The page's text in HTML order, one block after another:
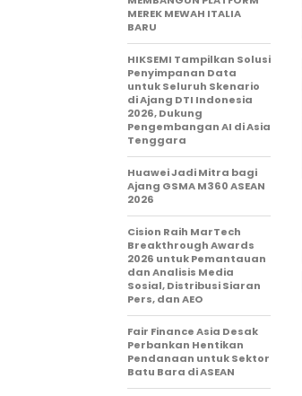
MEREK MEWAH ITALIA
BARU
HIKSEMI Tampilkan Solusi
Penyimpanan Data
untuk Seluruh Skenario
di Ajang DTI Indonesia
2026, Dukung
Pengembangan AI di Asia
Tenggara
Huawei Jadi Mitra bagi
Ajang GSMA M360 ASEAN
2026
Cision Raih MarTech
Breakthrough Awards
2026 untuk Pemantauan
dan Analisis Media
Sosial, Distribusi Siaran
Pers, dan AEO
Fair Finance Asia Desak
Perbankan Hentikan
Pendanaan untuk Sektor
Batu Bara di ASEAN